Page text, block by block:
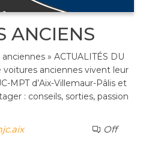
ANCIENS
anciennes » ACTUALITÉS DU
anciennes vivent leur
MPT d’Aix-Villemaur-Pâlis et
: conseils, sorties, passion
Off